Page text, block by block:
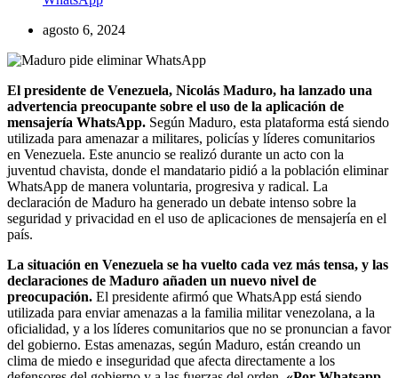
agosto 6, 2024
El presidente de Venezuela, Nicolás Maduro, ha lanzado una
advertencia preocupante sobre el uso de la aplicación de
mensajería WhatsApp. Según Maduro, esta plataforma está siendo
utilizada para amenazar a militares, policías y líderes comunitarios
en Venezuela. Este anuncio se realizó durante un acto con la
juventud chavista, donde el mandatario pidió a la población eliminar
WhatsApp de manera voluntaria, progresiva y radical. La
declaración de Maduro ha generado un debate intenso sobre la
seguridad y privacidad en el uso de aplicaciones de mensajería en el
país.
La situación en Venezuela se ha vuelto cada vez más tensa, y las
declaraciones de Maduro añaden un nuevo nivel de
preocupación. El presidente afirmó que WhatsApp está siendo
utilizada para enviar amenazas a la familia militar venezolana, a la
oficialidad, y a los líderes comunitarios que no se pronuncian a favor
del gobierno. Estas amenazas, según Maduro, están creando un
clima de miedo e inseguridad que afecta directamente a los